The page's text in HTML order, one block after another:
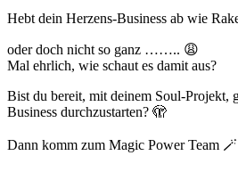
Hebt dein Herzens-Business ab wie
oder doch nicht so ganz …….. 😩
Mal ehrlich, wie schaut es damit aus?
Bist du bereit, mit deinem Soul-Projekt,
Business durchzustarten? 🫣
Dann komm zum Magic Power Team 🪄